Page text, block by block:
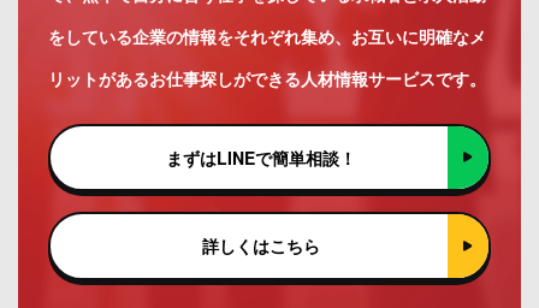
をしている企業の情報をそれぞれ集め、お互いに明確なメ
リットがあるお仕事探しができる人材情報サービスです。
まずはLINEで簡単相談！
詳しくはこちら